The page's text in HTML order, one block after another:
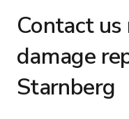
Contact
damage
Starnberg